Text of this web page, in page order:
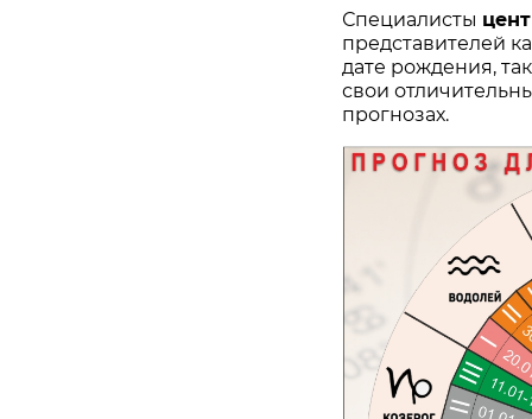
Специалисты
представителей
дате рождения,
свои
прогнозах.